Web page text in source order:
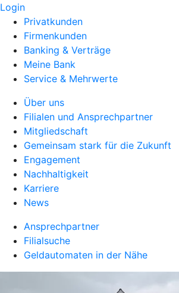
Login
Privatkunden
Firmenkunden
Banking & Verträge
Meine Bank
Service & Mehrwerte
Über uns
Filialen und Ansprechpartner
Mitgliedschaft
Gemeinsam stark für die Zukunft
Engagement
Nachhaltigkeit
Karriere
News
Ansprechpartner
Filialsuche
Geldautomaten in der Nähe